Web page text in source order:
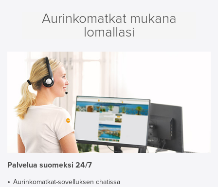
Aurinkomatkat mukana
lomallasi
Palvelua suomeksi 24/7
Aurinkomatkat-sovelluksen chatissa